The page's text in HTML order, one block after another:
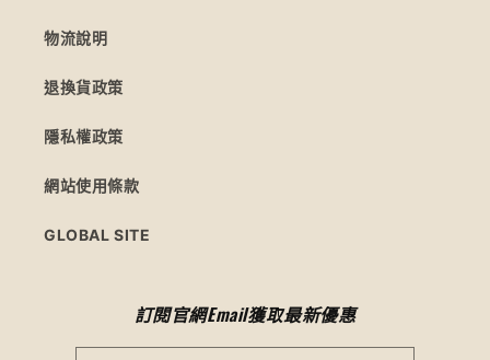
物流說明
退換貨政策
隱私權政策
網站使用條款
GLOBAL SITE
訂閱官網Email獲取最新優惠